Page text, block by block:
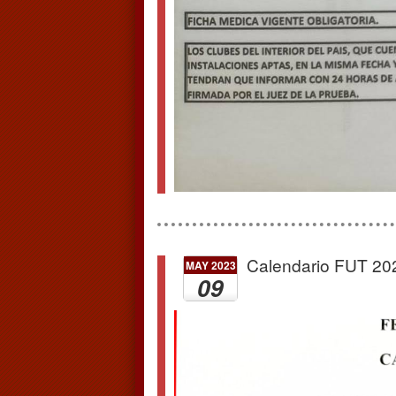
MAY 2023
09
Calendario FUT